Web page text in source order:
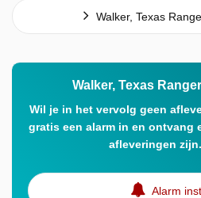
Walker, Texas
Walker, Texas
Wil je in het vervolg geen
gratis een alarm in en ontvang
afleveringen
Alarm